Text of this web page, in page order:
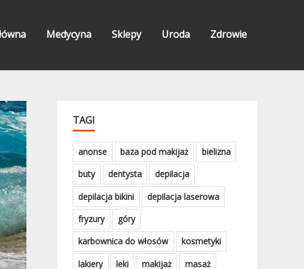
Medycyna Sklepy Uroda Zdrowie
TAGI
anonse baza pod makijaż
bielizna
buty
dentysta
depilacja
depilacja bikini
depilacja laserowa
fryzury
góry
karbownica do włosów
kosmetyki
lakiery
leki makijaż
masaż